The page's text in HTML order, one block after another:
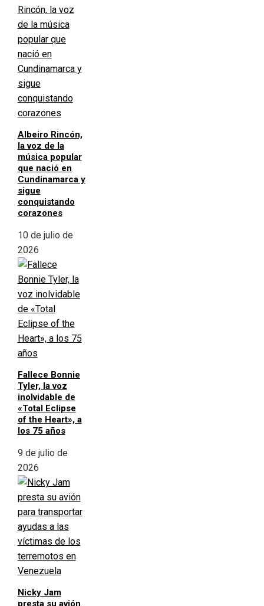
Albeiro Rincón,
la voz de la
música popular
que nació en
Cundinamarca y
sigue
conquistando
corazones
10 de julio de
2026
Fallece Bonnie
Tyler, la voz
inolvidable de
«Total Eclipse
of the Heart», a
los 75 años
9 de julio de
2026
Nicky Jam